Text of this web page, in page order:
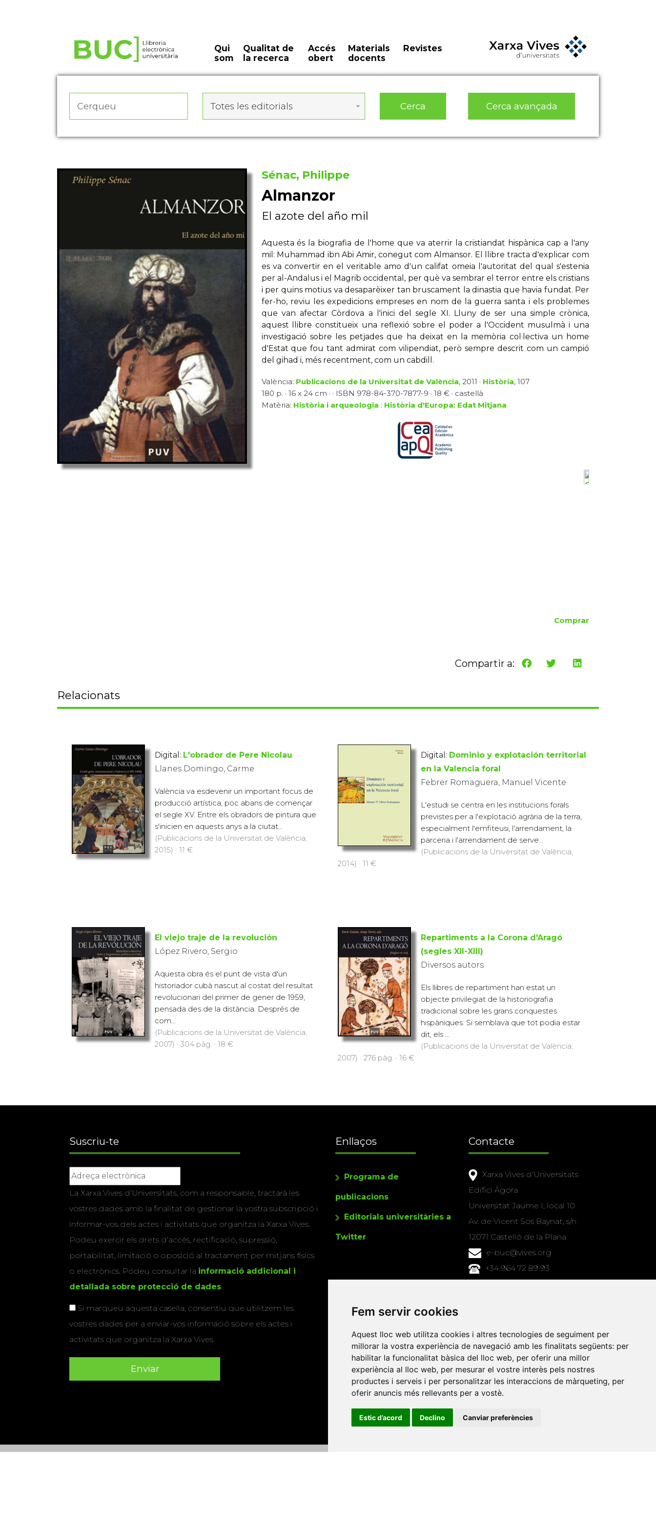
Fem servir cookies
Aquest lloc web utilitza cookies i altres tecnologies de seguiment per
millorar la vostra experiència de navegació amb les finalitats següents: per
habilitar la funcionalitat bàsica del lloc web, per oferir una millor
experiència al lloc web, per mesurar el vostre interès pels nostres
productes i serveis i per personalitzar les interaccions de màrqueting, per
oferir anuncis més rellevants per a vostè.
Estic d’acord Declino Canviar preferències
Qui
som
Qualitat de
la recerca
Accés
obert
Materials
docents
Revistes
Totes les editorials Cerca Cerca avançada
Sénac, Philippe
Almanzor
El azote del año mil
Aquesta és la biografia de l'home que va aterrir la cristiandat hispànica cap a l'any
mil: Muhammad ibn Abi Amir, conegut com Almansor. El llibre tracta d'explicar com
es va convertir en el veritable amo d'un califat omeia l'autoritat del qual s'estenia
per al-Andalus i el Magrib occidental, per què va sembrar el terror entre els cristians
i per quins motius va desaparèixer tan bruscament la dinastia que havia fundat. Per
fer-ho, reviu les expedicions empreses en nom de la guerra santa i els problemes
que van afectar Còrdova a l'inici del segle XI. Lluny de ser una simple crònica,
aquest llibre constitueix una reflexió sobre el poder a l'Occident musulmà i una
investigació sobre les petjades que ha deixat en la memòria col·lectiva un home
d'Estat que fou tant admirat com vilipendiat, però sempre descrit com un campió
del gihad i, més recentment, com un cabdill.
València: Publicacions de la Universitat de València, 2011 · Història, 107
180 p. · 16 x 24 cm · · ISBN 978-84-370-7877-9 · 18 € · castellà
Matèria: Història i arqueologia : Història d'Europa: Edat Mitjana
Comprar
Compartir a:
Relacionats
Digital: L'obrador de Pere Nicolau
Llanes Domingo, Carme
València va esdevenir un important focus de
producció artística, poc abans de començar
el segle XV. Entre els obradors de pintura que
s'inicien en aquests anys a la ciutat...
(Publicacions de la Universitat de València,
2015) · 11 €
Digital: Dominio y explotación territorial
en la Valencia foral
Febrer Romaguera, Manuel Vicente
L'estudi se centra en les institucions forals
previstes per a l'explotació agrària de la terra,
especialment l'emfiteusi, l'arrendament, la
parceria i l'arrendament de serve...
(Publicacions de la Universitat de València,
2014) · 11 €
El viejo traje de la revolución
López Rivero, Sergio
Aquesta obra és el punt de vista d'un
historiador cubà nascut al costat del resultat
revolucionari del primer de gener de 1959,
pensada des de la distància. Després de
com...
(Publicacions de la Universitat de València,
2007) · 304 pàg. · 18 €
Repartiments a la Corona d'Aragó
(segles XII-XIII)
Diversos autors
Els llibres de repartiment han estat un
objecte privilegiat de la historiografia
tradicional sobre les grans conquestes
hispàniques. Si semblava que tot podia estar
dit, els ...
(Publicacions de la Universitat de València,
2007) · 276 pàg. · 16 €
Suscriu-te
La Xarxa Vives d’Universitats, com a responsable, tractarà les
vostres dades amb la finalitat de gestionar la vostra subscripció i
informar-vos dels actes i activitats que organitza la Xarxa Vives.
Podeu exercir els drets d’accés, rectificació, supressió,
portabilitat, limitació o oposició al tractament per mitjans físics
o electrònics. Podeu consultar la informació addicional i
detallada sobre protecció de dades.
Si marqueu aquesta casella, consentiu que utilitzem les
vostres dades per a enviar-vos informació sobre els actes i
activitats que organitza la Xarxa Vives.
Enllaços
Programa de
publicacions
Editorials universitàries a
Twitter
Contacte
Xarxa Vives d'Universitats
Edifici Àgora
Universitat Jaume I, local 10
Av. de Vicent Sos Baynat, s/n
12071 Castelló de la Plana
e-buc@vives.org
+34 964 72 89 93